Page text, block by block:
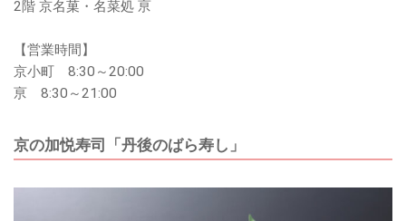
2階 京名菓・名菜処 亰
【営業時間】
京小町 8:30～20:00
亰 8:30～21:00
京の加悦寿司「丹後のばら寿し」